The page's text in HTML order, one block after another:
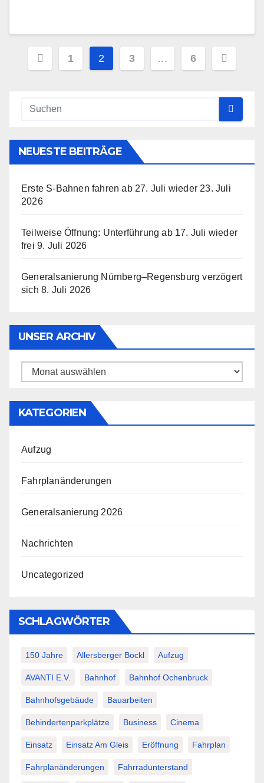
Seitennummerierung
Beiträge
1 2 3 … 6
NEUESTE BEITRÄGE
Erste S-Bahnen fahren ab 27. Juli wieder 23. Juli
2026
Teilweise Öffnung: Unterführung ab 17. Juli wieder
frei 9. Juli 2026
Generalsanierung Nürnberg–Regensburg verzögert
sich 8. Juli 2026
UNSER ARCHIV
Unser
KATEGORIEN
Aufzug
Fahrplanänderungen
Generalsanierung 2026
Nachrichten
Uncategorized
SCHLAGWÖRTER
150 Jahre Allersberger Bockl Aufzug
AVANTI E.V. Bahnhof Bahnhof Ochenbruck
Bahnhofsgebäude Bauarbeiten
Behindertenparkplätze Business Cinema
Einsatz Einsatz Am Gleis Eröffnung Fahrplan
Fahrplanänderungen Fahrradunterstand